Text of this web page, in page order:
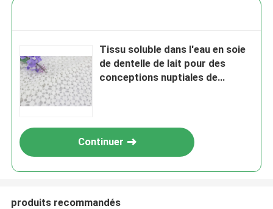
Tissu soluble dans l'eau en soie
de dentelle de lait pour des
conceptions nuptiales de
Continuer
produits recommandés